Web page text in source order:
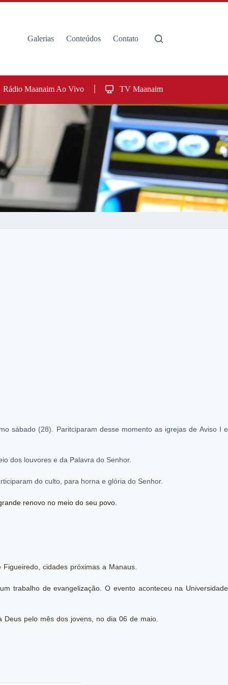
Galerias Conteúdos Contato
Rádio Maanaim Ao Vivo TV Maanaim
sábado (28). Paritciparam desse momento as igrejas de Aviso I e
dos louvores e da Palavra do Senhor.
do culto, para horna e glória do Senhor.
renovo no meio do seu povo.
cidades próximas a Manaus.
trabalho de evangelização. O evento aconteceu na Universidade
pelo mês dos jovens, no dia 06 de maio.